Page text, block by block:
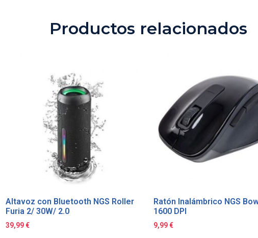
Productos relacionados
Altavoz con Bluetooth NGS Roller
Furia 2/ 30W/ 2.0
39,99€
Ratón Inalámbrico NGS
1600 DPI
9,99€